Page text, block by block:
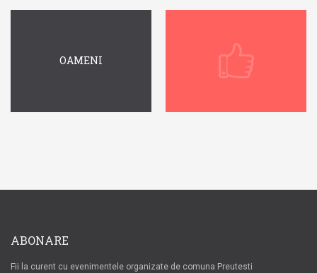
OAMENI
ABONARE
Fii la curent cu evenimentele organizate de comuna Preutesti